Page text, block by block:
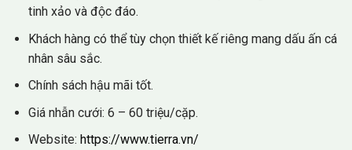
tinh xảo và độc đáo.
Khách hàng có thể tùy chọn thiết kế riêng mang dấu ấn cá
nhân sâu sắc.
Chính sách hậu mãi tốt.
Giá nhẫn cưới: 6 – 60 triệu/cặp.
Website: https://www.tierra.vn/